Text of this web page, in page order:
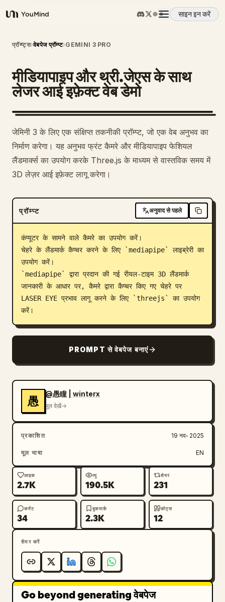
YouMind
साइन इन करें
अवलोकन
उपयोग के मामले
कौशल
प्रॉम्प्ट
मूल्य निर्धारण
डाउनलोड
ब्लॉग
अपडेट
प्रॉम्प्ट्स›वेबपेज प्रॉम्प्ट›GEMINI 3 PRO
मीडियापाइप और थ्री.जेएस के साथ
लेजर आई इफ़ेक्ट वेब डेमो
जेमिनी 3 के लिए एक संक्षिप्त तकनीकी प्रॉम्प्ट, जो एक वेब अनुभव का
निर्माण करेगा। यह अनुभव फ्रंट कैमरे और मीडियापाइप फेशियल
लैंडमार्क्स का उपयोग करके Three.js के माध्यम से वास्तविक समय में
3D लेज़र आई इफ़ेक्ट लागू करेगा।
प्रॉम्प्ट अनुवाद से पहले
कंप्यूटर के सामने वाले कैमरे का उपयोग करें।
चेहरे के लैंडमार्क कैप्चर करने के लिए `mediapipe` लाइब्रेरी का
उपयोग करें।
`mediapipe` द्वारा प्रदान की गई रीयल-टाइम 3D लैंडमार्क
जानकारी के आधार पर, कैमरे द्वारा कैप्चर किए गए चेहरे पर
LASER EYE प्रभाव लागू करने के लिए `threejs` का उपयोग
करें।
PROMPT से वेबपेज बनाएं
愚
@愚瞳 | winterx
मूल देखें
प्रकाशित 19 नव॰ 2025
मूल भाषा EN
लाइक
2.7K
व्यू
190.5K
शेयर
231
कमेंट
34
बुकमार्क
2.3K
कोट्स
12
शेयर करें
Go beyond generating वेबपेज